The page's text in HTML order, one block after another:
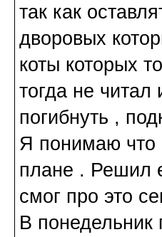
так как
дворовых
коты которых
тогда не читал
погибнуть ,
Я понимаю что
плане . Решил
смог про это
В понедельник